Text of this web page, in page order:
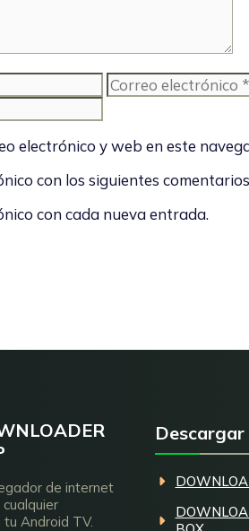
Correo
electrónico
electrónico y web en este
con los siguientes
con cada nueva entrada.
de internet
tu Android TV.
Descargar